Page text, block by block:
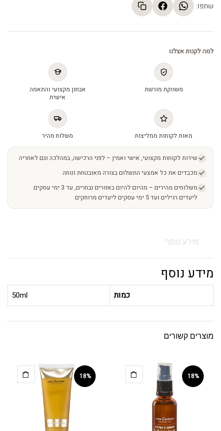
שתפו:
למה לקנות אצלנו
משווקת מורשת
אבחון מקצועי והתאמה
אישית
מאות לקוחות ממליצות משלוח מהיר
שירות לקוחות מקצועי, אישי ואמין – לפני הרכישה, במהלכה וגם לאחריה
מכבדים את כל אמצעי התשלום בצורה מאובטחת ונוחה
משלוחים מהירים – מהיום להיום באזורים נבחרים, עד 3 ימי עסקים
ליעדים רגילים ועד 5 ימי עסקים ליעדים מרוחקים
מידע נוסף
מידע נוסף
כמות 50ml
מוצרים קשורים
18%
18%